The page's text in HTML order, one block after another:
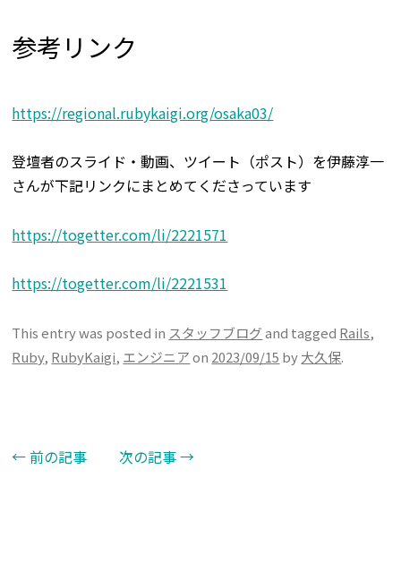
参考リンク
https://regional.rubykaigi.org/osaka03/
登壇者のスライド・動画、ツイート（ポスト）を伊藤淳一
さんが下記リンクにまとめてくださっています
https://togetter.com/li/2221571
https://togetter.com/li/2221531
This entry was posted in スタッフブログand tagged Rails,
Ruby, RubyKaigi, エンジニアon 2023/09/15 by大久保.
Post navigation
←前の記事 次の記事→